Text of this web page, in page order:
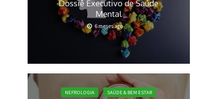
Dossiê Executivo de Saúde
Mental
6 meses ago
NEFROLOGIA SAÚDE & BEM ESTAR